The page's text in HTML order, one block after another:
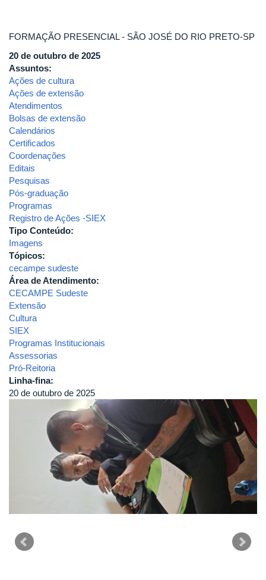
FORMAÇÃO PRESENCIAL - SÃO JOSÉ DO RIO PRETO-SP
20 de outubro de 2025
Assuntos:
Ações de cultura
Ações de extensão
Atendimentos
Bolsas de extensão
Calendários
Certificados
Coordenações
Editais
Pesquisas
Pós-graduação
Programas
Registro de Ações -SIEX
Tipo Conteúdo:
Imagens
Tópicos:
cecampe sudeste
Área de Atendimento:
CECAMPE Sudeste
Extensão
Cultura
SIEX
Programas Institucionais
Assessorias
Pró-Reitoria
Linha-fina:
20 de outubro de 2025